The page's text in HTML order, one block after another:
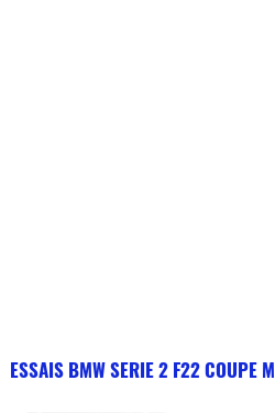
ESSAIS BMW SERIE 2 F22 COUPE M